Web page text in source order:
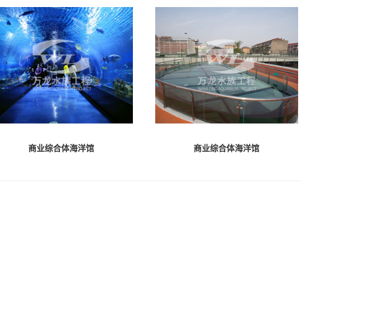
商业综合体海洋馆 商业综合体海洋馆